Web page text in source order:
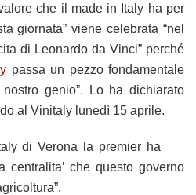
che il made in Italy ha per
giornata” viene celebrata “nel
di Leonardo da Vinci” perché
passa un pezzo fondamentale
genio”. Lo ha dichiarato
al Vinitaly lunedì 15 aprile.
di Verona la premier ha
centralita’ che questo governo